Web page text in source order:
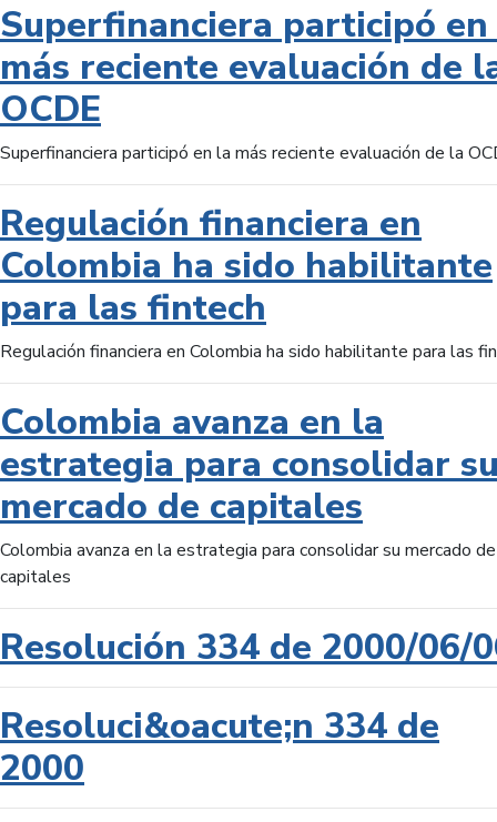
Superfinanciera participó
más reciente evaluación de
OCDE
Superfinanciera participó en la más reciente evaluación de la
Regulación financiera en
Colombia ha sido habilitante
para las fintech
Regulación financiera en Colombia ha sido habilitante para las
Colombia avanza en la
estrategia para consolidar
mercado de capitales
Colombia avanza en la estrategia para consolidar su mercado de
capitales
Resolución 334 de 2000/06/
Resoluci&oacute;n 334 de
2000